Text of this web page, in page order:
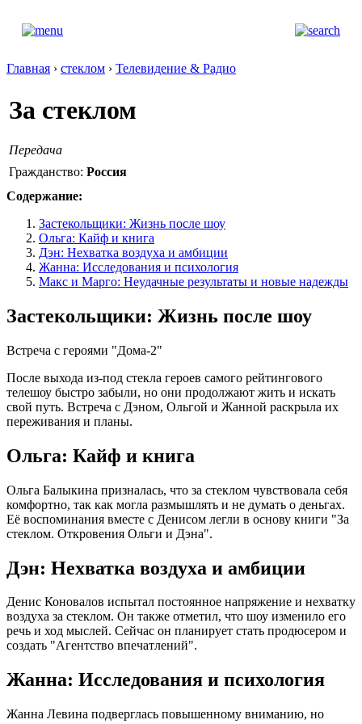
Главная › стеклом › Телевидение & Радио
За стеклом
Передача
Гражданство: Россия
Содержание:
Застекольщики: Жизнь после шоу
Ольга: Кайф и книга
Дэн: Нехватка воздуха и амбиции
Жанна: Исследования и психология
Макс и Марго: Неудачные результаты и новые надежды
Застекольщики: Жизнь после шоу
Встреча с героями "Дома-2"
После выхода из-под стекла героев самого рейтингового
телешоу быстро забыли, но они продолжают жить и искать
свой путь. Встреча с Дэном, Ольгой и Жанной раскрыла их
переживания и планы.
Ольга: Кайф и книга
Ольга Балыкина призналась, что за стеклом чувствовала себя
комфортно, так как могла размышлять и не думать о деньгах.
Её воспоминания вместе с Денисом легли в основу книги "За
стеклом. Откровения Ольги и Дэна".
Дэн: Нехватка воздуха и амбиции
Денис Коновалов испытал постоянное напряжение и нехватку
воздуха за стеклом. Он также отметил, что шоу изменило его
речь и ход мыслей. Сейчас он планирует стать продюсером и
создать "Агентство впечатлений".
Жанна: Исследования и психология
Жанна Левина подверглась повышенному вниманию, но